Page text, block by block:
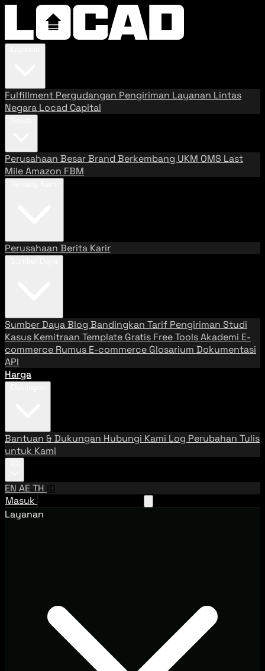
Fulfillment Pergudangan Pengiriman Layanan Lintas
Negara Locad Capital
Perusahaan BesarBrand Berkembang UKM OMS Last
MileAmazon FBM
Perusahaan Berita Karir
Sumber DayaBlog Bandingkan Tarif Pengiriman Studi
Kasus Kemitraan Template Gratis Free ToolsAkademi E-
commerce Rumus E-commerce Glosarium Dokumentasi
API
Harga
Bantuan & Dukungan Hubungi Kami Log Perubahan Tulis
untuk Kami
EN AETH ID
Masuk
Layanan